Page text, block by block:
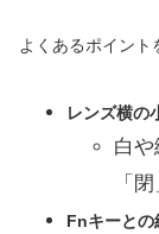
よくあるポイント
レンズ横の
白
「
Fnキーとの